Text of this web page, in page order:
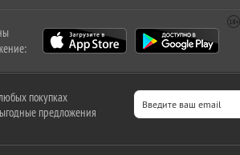
покупках
предложения